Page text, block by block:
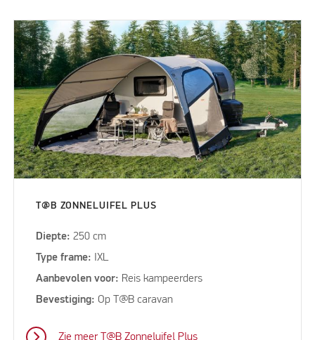
T@B ZONNELUIFEL PLUS
Diepte:250 cm
Type frame: IXL
Aanbevolen voor: Reis kampeerders
Bevestiging:Op T@B caravan
Zie meer T@B Zonneluifel Plus